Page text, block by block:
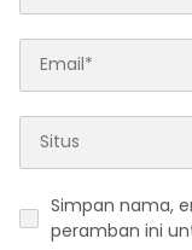
Simpan nama,
peramban ini